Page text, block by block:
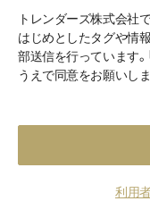
トレンダーズ株式会社
はじめとしたタグや情
部送信を行っています
うえで同意をお願いしま
利用
ハムラ法
◎
ク
・
・
〇